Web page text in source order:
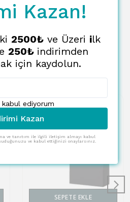
SEPETE EKLE
Kazan!
2500₺ve Üzeri ilk
250₺ indirimden
için kaydolun.
kabul ediyorum
Kazan
ve tanıtım ile ilgili iletişim almayı kabul
ve kabul ettiğinizi onaylarsınız.